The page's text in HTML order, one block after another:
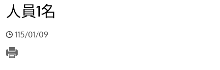
人員1名
115/01/09